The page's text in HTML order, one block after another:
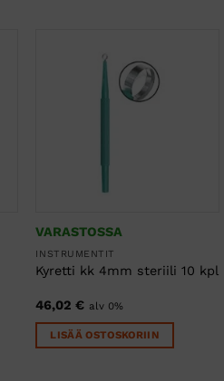
VARASTOSSA
INSTRUMENTIT
Kyretti kk 4mm steriili 10 kpl
46,02€ alv 0%
LISÄÄ OSTOSKORIIN